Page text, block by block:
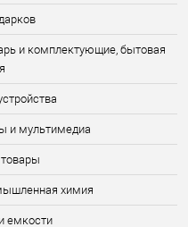
и комплектующие, бытовая
и мультимедиа
химия
емкости